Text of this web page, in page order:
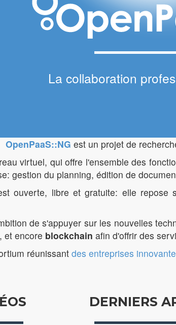
La collaboration
OpenPaaS::NG est un projet de
virtuel, qui offre l'ensemble des
gestion du planning, édition de
ouverte, libre et gratuite: elle
de s'appuyer sur les nouvelles
, et encore blockchain afin d'offrir des
réunissant des entreprises
DERNIERS